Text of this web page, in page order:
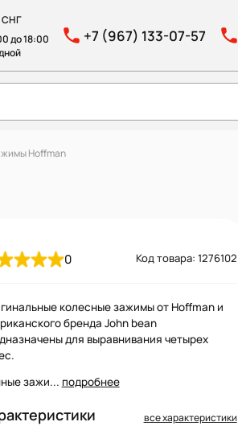
СНГ
до 18:00
+7 (967) 133-07-57
Hoffman
0 Код товара: 1276102
колесные зажимы от Hoffman и
бренда John bean
для выравнивания четырех
зажи... подробнее
все характеристики